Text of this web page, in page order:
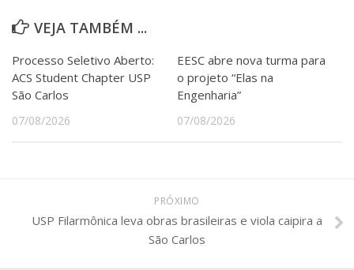
VEJA TAMBÉM ...
Processo Seletivo Aberto:
ACS Student Chapter USP
São Carlos
07/08/2026
EESC abre nova turma para
o projeto “Elas na
Engenharia”
07/08/2026
PRÓXIMO
USP Filarmônica leva obras brasileiras e viola caipira a
São Carlos